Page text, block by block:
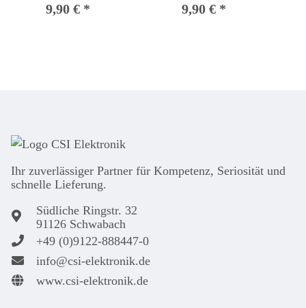
Kantriemen
9,90 € *
Kantriemen
9,90 € *
Ihr zuver­läs­siger Partner für Kom­pe­tenz, Seri­osi­tät und
schnel­le Lie­ferung.
Südliche Ringstr. 32
91126 Schwabach
+49 (0)9122-888447-0
info@csi-elektronik.de
www.csi-elektronik.de